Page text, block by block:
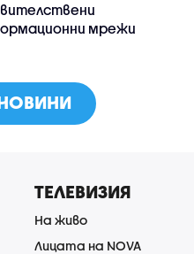
мрежи
ТЕЛЕВИЗИЯ
На живо
Лицата на NOVA